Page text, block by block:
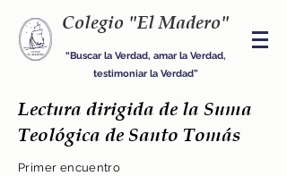
Colegio "El Madero"
“Buscar la Verdad, amar la Verdad,
testimoniar la Verdad”
Lectura dirigida de la Suma
Teológica de Santo Tomás
Primer encuentro